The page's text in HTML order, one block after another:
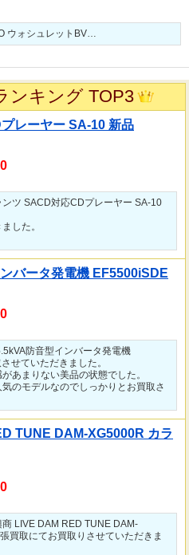
ウォシュレットBV…
ンキング TOP3
レーヤー SA-10 新品
ツ SACD対応CDプレーヤー SA-10
した。
バータ発電機 EF5500iSDE
防音型インバータ発電機
せていただきました。
あまりない美品の状態でした。
のモデルなのでしっかりとお買取さ
TUNE DAM-XG5000R カラ
LIVE DAM RED TUNE DAM-
買取にてお買取りさせていただきま